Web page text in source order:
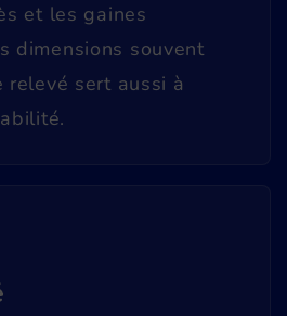
et les gaines
dimensions souvent
relevé sert aussi à